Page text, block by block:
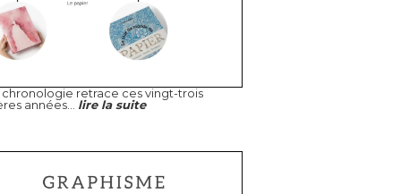
retrace ces vingt-trois
années... lire la suite